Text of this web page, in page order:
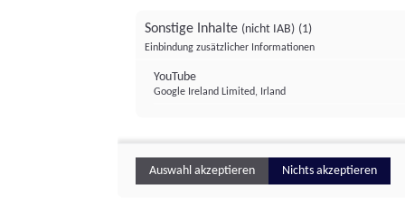
Sonstige Inhalte (nicht IAB) (1)
Einbindung zusätzlicher Informationen
YouTube
Google Ireland Limited, Irland
Auswahl akzeptieren Nichts akzeptieren